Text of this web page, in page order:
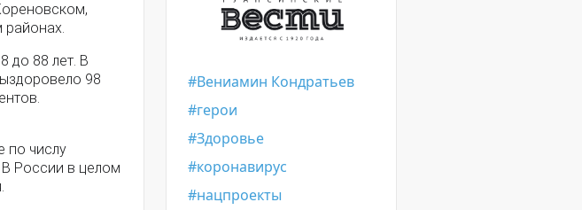
до 88 лет. В
98
по числу
России в целом
Вениамин Кондратьев
герои
Здоровье
коронавирус
нацпроекты